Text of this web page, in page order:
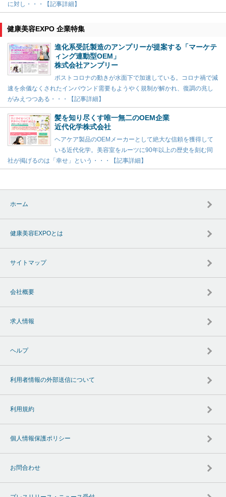
に対し・・・【記事詳細】
健康美容EXPO 企業特集
進化系受託製造のアンプリーが提案する「マーケテ
ィング連動型OEM」
株式会社アンプリー
ポストコロナの動きが水面下で加速している。コロナ禍で減
速を余儀なくされたインバウンド需要もようやく規制が解かれ、復調の兆し
がみえつつある・・・【記事詳細】
髪を知り尽くす唯一無二のOEM企業
近代化学株式会社
ヘアケア製品のOEMメーカーとして絶大な信頼を獲得して
いる近代化学。美容室をルーツに90年以上の歴史を刻む同
社が掲げるのは「幸せ」という・・・【記事詳細】
ホーム
健康美容EXPOとは
サイトマップ
会社概要
求人情報
ヘルプ
利用者情報の外部送信について
利用規約
個人情報保護ポリシー
お問合わせ